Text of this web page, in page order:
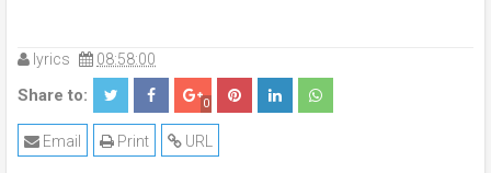
lyrics 08:58:00
Share to: 0
URL
Print
Email